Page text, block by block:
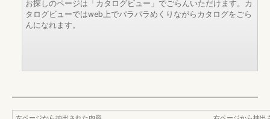
お探しのページは「カタログビュー」でごらんいただけます。カ
タログビューではweb上でパラパラめくりながらカタログをごら
んになれます。